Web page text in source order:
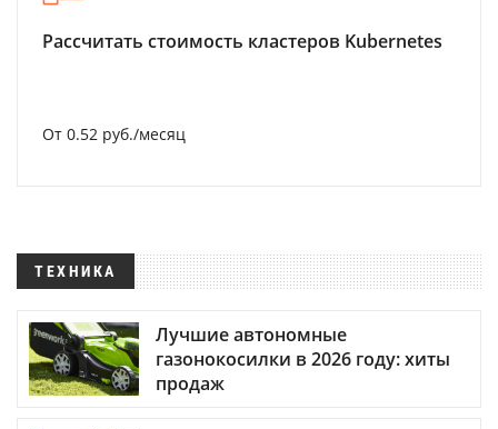
Рассчитать стоимость кластеров Kubernetes
От 0.52 руб./месяц
ТЕХНИКА
Лучшие автономные
газонокосилки в 2026 году: хиты
продаж